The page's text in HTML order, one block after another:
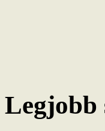
Legjobb